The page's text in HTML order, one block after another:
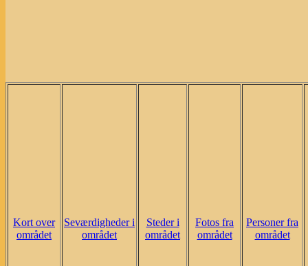
Kort over
området
Seværdigheder i
området
Steder i
området
Fotos fra
området
Personer fra
området